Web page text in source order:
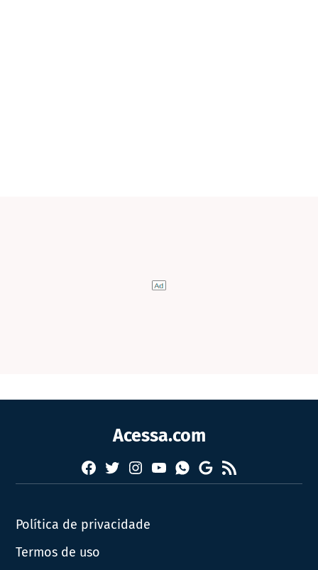
Acessa.com
Facebook
TwitterInstagram
YouTubeWhatsapp
Google
News
RSS
Política de privacidade
Termos de uso